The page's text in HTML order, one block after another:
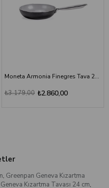
Moneta Armonia Finegres Tava 24 cm
₺2.860,00
₺3.179,00
, Greenpan Geneva Kızartma
Kızartma Tavası 24 cm,